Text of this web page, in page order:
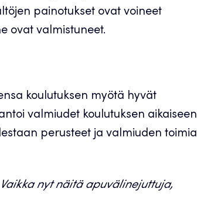
painotukset ovat voineet
ovat valmistuneet.
koulutuksen myötä hyvät
valmiudet koulutuksen aikaiseen
perusteet ja valmiuden toimia
nyt näitä apuvälinejuttuja,